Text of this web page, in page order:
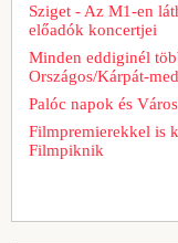
Sziget - Az M1-en
előadók koncertjei
Minden eddiginél
Országos/Kárpát-
Palóc napok és
Filmpremierekkel is
Filmpiknik